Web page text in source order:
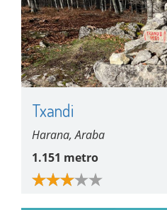
Txandi
Harana, Araba
1.151 metro